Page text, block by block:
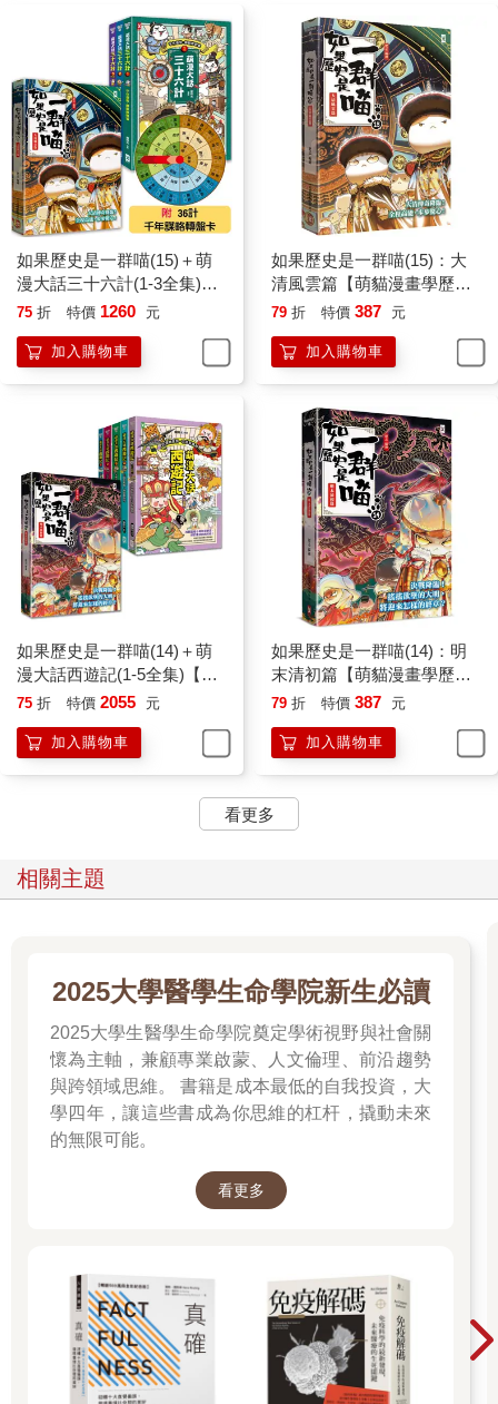
如果歷史是一群喵(15)＋萌
漫大話三十六計(1-3全集)
【共4冊套書】
75 折 特價 1260 元
加入購物車
如果歷史是一群喵(15)：大
清風雲篇【萌貓漫畫學歷
史】
79 折 特價 387 元
加入購物車
如果歷史是一群喵(14)＋萌
漫大話西遊記(1-5全集)【共6
冊套書】
75 折 特價 2055 元
加入購物車
如果歷史是一群喵(14)：明
末清初篇【萌貓漫畫學歷
史】
79 折 特價 387 元
加入購物車
看更多
相關主題
2025大學醫學生命學院新生必讀
2025大學生醫學生命學院奠定學術視野與社會關
懷為主軸，兼顧專業啟蒙、人文倫理、前沿趨勢
與跨領域思維。 書籍是成本最低的自我投資，大
學四年，讓這些書成為你思維的杠杆，撬動未來
的無限可能。
看更多